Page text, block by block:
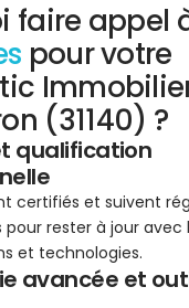
faire appel
pour votre
(31140) ?
qualification
certifiés et suivent
rester à jour avec
et technologies.
avancée et